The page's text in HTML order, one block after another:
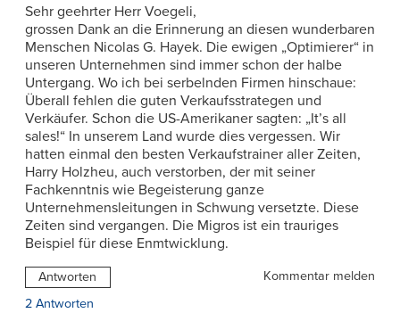
Sehr geehrter Herr Voegeli,
grossen Dank an die Erinnerung an diesen wunderbaren
Menschen Nicolas G. Hayek. Die ewigen „Optimierer“ in
unseren Unternehmen sind immer schon der halbe
Untergang. Wo ich bei serbelnden Firmen hinschaue:
Überall fehlen die guten Verkaufsstrategen und
Verkäufer. Schon die US-Amerikaner sagten: „It’s all
sales!“ In unserem Land wurde dies vergessen. Wir
hatten einmal den besten Verkaufstrainer aller Zeiten,
Harry Holzheu, auch verstorben, der mit seiner
Fachkenntnis wie Begeisterung ganze
Unternehmensleitungen in Schwung versetzte. Diese
Zeiten sind vergangen. Die Migros ist ein trauriges
Beispiel für diese Enmtwicklung.
Antworten
Kommentar melden
2 Antworten